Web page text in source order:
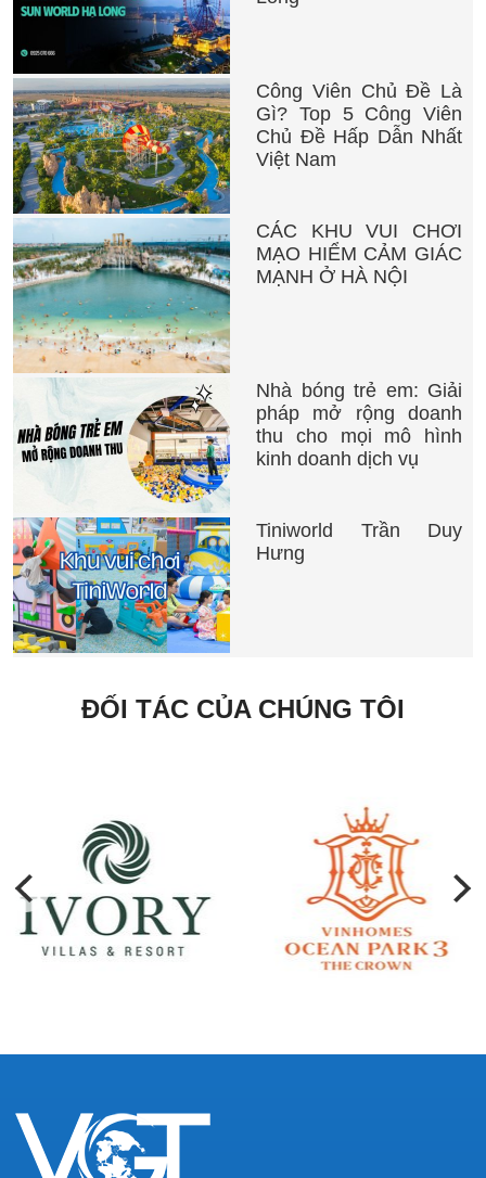
Công Viên Chủ Đề Là
Gì? Top 5 Công Viên
Chủ Đề Hấp Dẫn Nhất
Việt Nam
CÁC KHU VUI CHƠI
MẠO HIỂM CẢM GIÁC
MẠNH Ở HÀ NỘI
Nhà bóng trẻ em: Giải
pháp mở rộng doanh
thu cho mọi mô hình
kinh doanh dịch vụ
Tiniworld Trần Duy
Hưng
ĐỐI TÁC CỦA CHÚNG TÔI